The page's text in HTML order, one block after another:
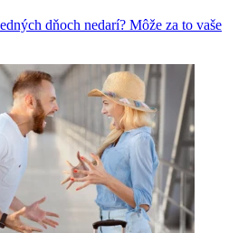
dňoch nedarí? Môže za to vaše